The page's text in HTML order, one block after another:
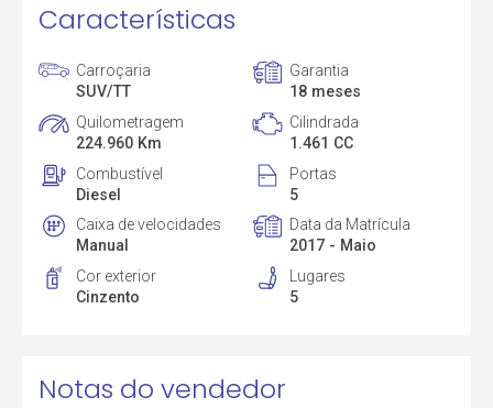
Características
Carroçaria
SUV/TT
Garantia
18 meses
Quilometragem
224.960 Km
Cilindrada
1.461 CC
Combustível
Diesel
Portas
5
Caixa de velocidades
Manual
Data da Matrícula
2017 - Maio
Cor exterior
Cinzento
Lugares
5
Notas do vendedor